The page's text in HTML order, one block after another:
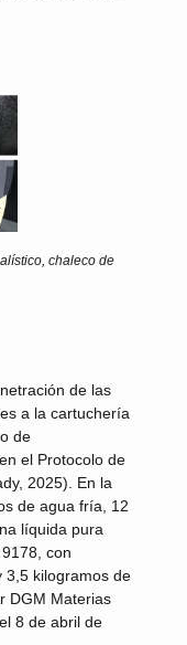
chaleco de
de las
a la cartuchería
de
el Protocolo de
2025). En la
de agua fría, 12
líquida pura
con
3,5 kilogramos de
DGM Materias
8 de abril de